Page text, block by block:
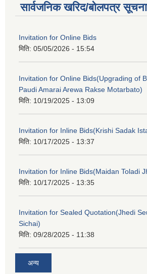
सार्वजनिक खरिद/बोलपत्र सूचना
Invitation for Online Bids
मिति: 05/05/2026 - 15:54
Invitation for Online Bids(Upgrading of
Paudi Amarai Arewa Rakse Motarbato)
मिति: 10/19/2025 - 13:09
Invitation for Inline Bids(Krishi Sadak
मिति: 10/17/2025 - 13:37
Invitation for Inline Bids(Maidan Toladi
मिति: 10/17/2025 - 13:35
Invitation for Sealed Quotation(Jhedi
Sichai)
मिति: 09/28/2025 - 11:38
अन्य